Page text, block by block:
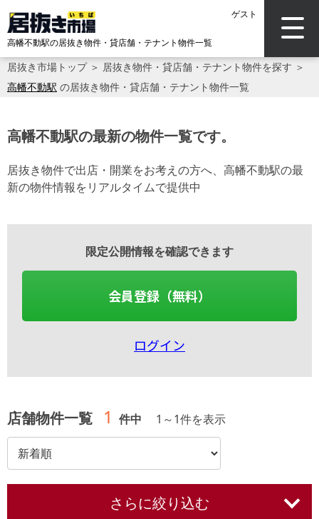
ゲスト
高幡不動駅の居抜き物件・貸店舗・テナント物件一覧
居抜き市場トップ＞ 居抜き物件・貸店舗・テナント物件を探す ＞
高幡不動駅 の居抜き物件・貸店舗・テナント物件一覧
高幡不動駅の最新の物件一覧です。
居抜き物件で出店・開業をお考えの方へ、高幡不動駅の最
新の物件情報をリアルタイムで提供中
限定公開情報を確認できます
会員登録（無料）
ログイン
店舗物件一覧 1 件中 1 ～1件を表示
さらに絞り込む